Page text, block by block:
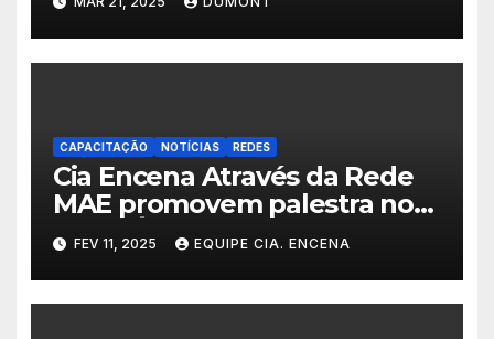
Enlutadas à Alemanha
CAPACITAÇÃO NOTÍCIAS REDES
Cia Encena Através da Rede
MAE promovem palestra no
CRAS Águas de Guandu para
Mobilizar a Comunidade
Contra a Dengue no Dia
Estadual de Saúde nas
FEV 11, 2025 EQUIPE CIA. ENCENA